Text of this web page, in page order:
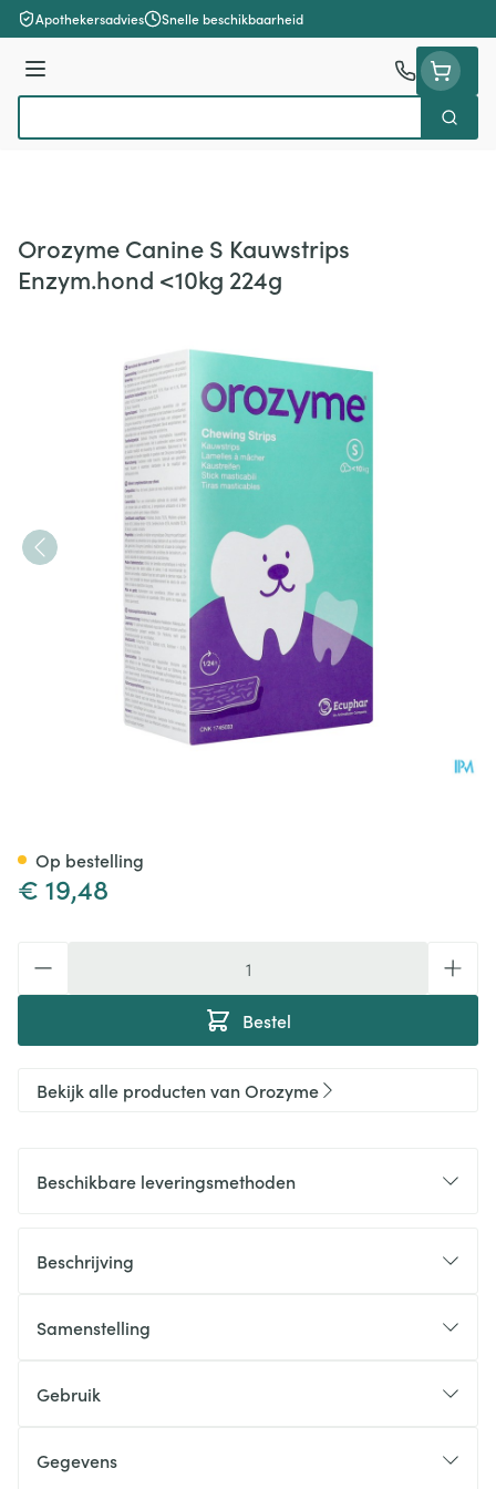
Ga naar de inhoud
Apothekersadvies Snelle beschikbaarheid
Menu
Zoek
Orozyme Canine S Kauwstrips
Enzym.hond <10kg 224g
€ 19,48
Bestel
Op bestelling
Bekijk alle producten van Orozyme
Beschikbare leveringsmethoden
Beschrijving
Samenstelling
Gebruik
Gegevens